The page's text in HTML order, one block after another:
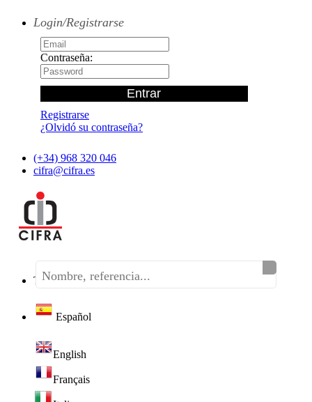
Login/Registrarse
Contraseña:
Registrarse
¿Olvidó su contraseña?
(+34) 968 320 046
cifra@cifra.es
Teléfono:(+34) 968 320 046
Español
English
Français